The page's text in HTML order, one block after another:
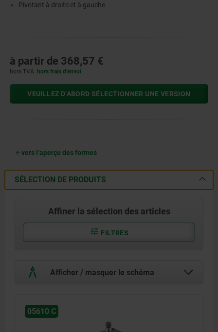
Pivotant à droite et à gauche
à partir de 368,57 €
hors TVA hors frais d’envoi
VEUILLEZ D’ABORD SÉLECTIONNER UNE VERSION
vers l’aperçu des formes
SÉLECTION DE PRODUITS
Affiner la sélection des articles
FILTRES
Afficher / masquer le schéma
05610 C